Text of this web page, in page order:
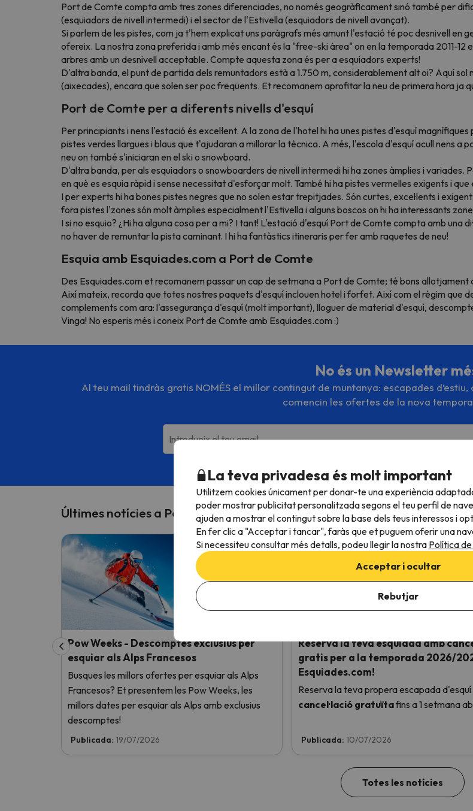
Port de Comte compta amb tres zones diferenciades, no només geogràficament sinó també per
(esquiadors de nivell intermedi) i el sector de l'Estivella (esquiadors de nivell avançat).
Si parlem de les pistes, com ja t'hem explicat uns paràgrafs més amunt l'estació té poc desnivell en
ofereix. La nostra zona preferida i amb més encant és la "free-ski àrea" on en la temporada 2011-
arbres amb un desnivell acceptable. Compte aquesta zona és per a esquiadors experts!
D'altra banda, el punt de partida dels remuntadors està a 1.750 m, considerablement alt oi? Aquí
(aixecades), encara que solen ser poc freqüents. Et recomanem aprofitar la neu de primera hora ja
Port de Comte per a diferents nivells d'esquí
Per principiants i nens l'estació és excel·lent. A la zona de l'hotel hi ha unes pistes d'esquí
pistes verdes llargues i blaus que t'ajudaran a millorar la tècnica. A més, l'escola d'esquí acull nens a
neu on també s'iniciaran en el ski o snowboard.
D'altra banda, per als esquiadors o snowboarders de nivell intermedi hi ha zones àmplies i variades.
en què es esquia ràpid i sense necessitat d'esforçar molt. També hi ha pistes vermelles exigents i
I per experts hi ha bones pistes negres que no solen estar trepitjades. Són curtes, excel·lents i
fora pistes l'zones són molt àmplies especialment l'Estivella i alguns boscos on hi ha interessants
I si no esquio? ¿Hi ha alguna cosa per a mi? I tant! L'estació d'esquí Port de Comte compta amb
no haver de remuntar la pista caminant. I hi ha fantàstics itineraris per fer amb raquetes de neu!
Esquia amb Esquiades.com a Port de Comte
Des Esquiades.com et recomanem passar un cap de setmana a Port de Comte; té bons allotjament
Així mateix, recorda que totes nostres paquets d'esquí inclouen hotel i forfet. Així com el règim que
complements com ara: l'assegurança d'esquí (molt important), lloguer de material d'esquí,
Vinga! No esperis més i coneix Port de Comte amb Esquiades.com :)
No és un Newsletter
Al teu mail tindràs gratis NOMÉS el millor contingut de muntanya: escapades
comencin les ofertes de la nova
Introdueix el teu email
Últimes notícies a Port del Comte
Pow Weeks - Descomptes exclusius per
esquiar als Alps Francesos
Busques les millors ofertes per esquiar als Alps
Francesos? Et presentem les Pow Weeks, les
millors dates per esquiar als Alps amb exclusius
descomptes!
Publicada: 19/07/2026
Reserva la teva esquiada amb
gratis per a la temporada 2026/
Esquiades.com!
Reserva la teva propera escapada d'esquí
cancel·lació gratuïtafins a 1 setmana
Publicada: 10/07/2026
Totes les notícies
La teva privadesa és molt important
Utilitzem cookies únicament per donar-te una experiència
poder mostrar publicitat personalitzada segons el teu perfil de
ajuden a mostrar el contingut sobre la base dels teus interessos i
En fer clic a "Acceptar i tancar", faràs que et puguem oferir una
Si necessiteu consultar més detalls, podeu llegir la nostra Política
Acceptar i ocultar
Rebutjar